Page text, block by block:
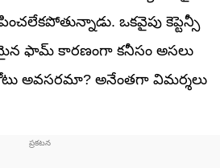
ఒకవైపు కెప్టెన్సీ
ఫామ్ కారణంగా కనీసం అసలు
అవసరమా? అనేంతగా విమర్శలు